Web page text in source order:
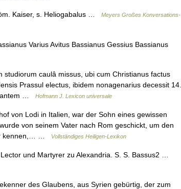
Kaiser, s. Heliogabalus …
Meyers Großes Konversations-
Varius Avitus Bassianus Gessius Bassianus
caulâ missus, ubi cum Christianus factus
Prassul electus, ibidem nonagenarius decessit 14.
…
Hofmann J. Lexicon universale
von Lodi in Italien, war der Sohn eines gewissen
von seinem Vater nach Rom geschickt, um den
kennen,… …
Vollständiges Heiligen-Lexikon
und Martyrer zu Alexandria. S. S. Bassus2 …
des Glaubens, aus Syrien gebürtig, der zum